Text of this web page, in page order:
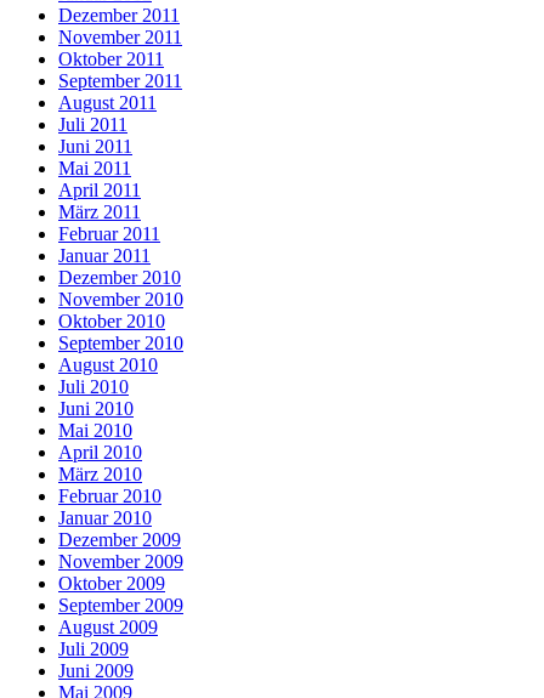
Dezember 2011
November 2011
Oktober 2011
September 2011
August 2011
Juli 2011
Juni 2011
Mai 2011
April 2011
März 2011
Februar 2011
Januar 2011
Dezember 2010
November 2010
Oktober 2010
September 2010
August 2010
Juli 2010
Juni 2010
Mai 2010
April 2010
März 2010
Februar 2010
Januar 2010
Dezember 2009
November 2009
Oktober 2009
September 2009
August 2009
Juli 2009
Juni 2009
Mai 2009